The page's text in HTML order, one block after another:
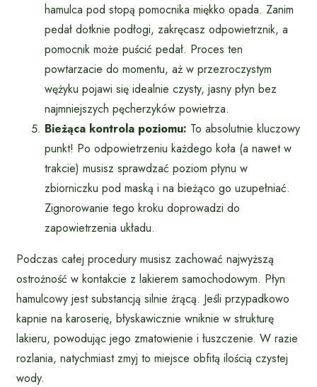
hamulca pod stopą pomocnika miękko opada. Zanim
pedał dotknie podłogi, zakręcasz odpowietrznik, a
pomocnik może puścić pedał. Proces ten
powtarzacie do momentu, aż w przezroczystym
wężyku pojawi się idealnie czysty, jasny płyn bez
najmniejszych pęcherzyków powietrza.
Bieżąca kontrola poziomu: To absolutnie kluczowy
punkt! Po odpowietrzeniu każdego koła (a nawet w
trakcie) musisz sprawdzać poziom płynu w
zbiorniczku pod maską i na bieżąco go uzupełniać.
Zignorowanie tego kroku doprowadzi do
zapowietrzenia układu.
Podczas całej procedury musisz zachować najwyższą
ostrożność w kontakcie z lakierem samochodowym. Płyn
hamulcowy jest substancją silnie żrącą. Jeśli przypadkowo
kapnie na karoserię, błyskawicznie wniknie w strukturę
lakieru, powodując jego zmatowienie i łuszczenie. W razie
rozlania, natychmiast zmyj to miejsce obfitą ilością czystej
wody.